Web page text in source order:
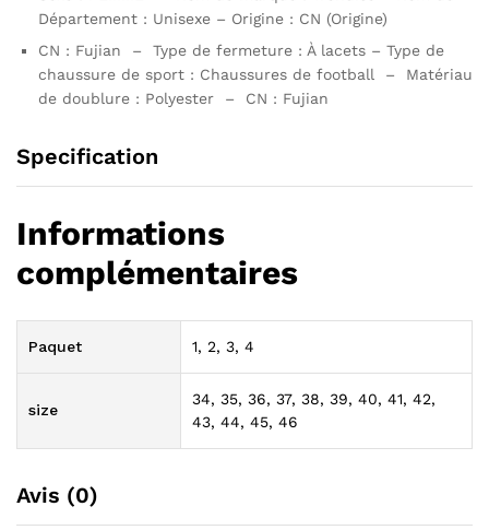
Département : Unisexe – Origine : CN (Origine)
CN : Fujian – Type de fermeture : À lacets – Type de
chaussure de sport : Chaussures de football – Matériau
de doublure : Polyester – CN : Fujian
Specification
Informations
complémentaires
Paquet 1, 2, 3, 4
size
34, 35, 36, 37, 38, 39, 40, 41, 42,
43, 44, 45, 46
Avis (0)